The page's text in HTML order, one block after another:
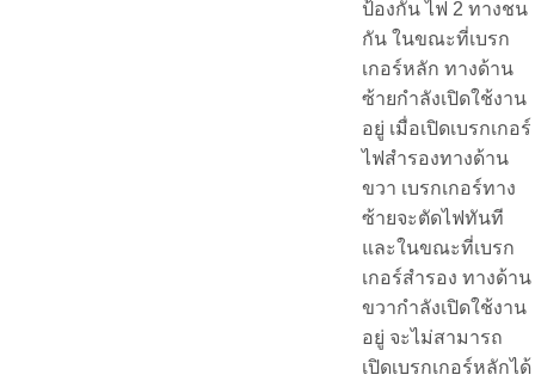
ป้องกัน ไฟ 2 ทางชน
กัน ในขณะที่เบรก
เกอร์หลัก ทางด้าน
ซ้ายกำลังเปิดใช้งาน
อยู่ เมื่อเปิดเบรกเกอร์
ไฟสำรองทางด้าน
ขวา เบรกเกอร์ทาง
ซ้ายจะตัดไฟทันที
และในขณะที่เบรก
เกอร์สำรอง ทางด้าน
ขวากำลังเปิดใช้งาน
อยู่ จะไม่สามารถ
เปิดเบรกเกอร์หลักได้